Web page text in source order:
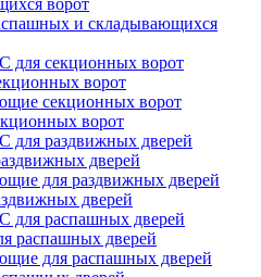
ворот
и складывающихся
для секционных ворот
ворот
секционных ворот
ворот
для раздвижных дверей
дверей
для раздвижных дверей
дверей
для распашных дверей
распашных дверей
для распашных дверей